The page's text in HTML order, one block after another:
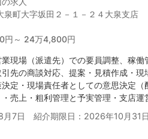
泉町大字坂田２－１－２４大泉支店
円～ 24万4,800円
業現場（派遣先）での要員調整、稼
先の商談対応、提案・見積作成・
定・現場責任者としての意思決定
売上・粗利管理と予実管理・支店運
月7日 紹介期限日：2026年10月31日